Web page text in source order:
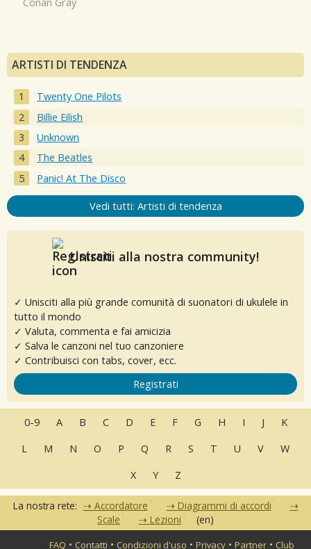
Conan Gray
ARTISTI DI TENDENZA
Twenty One Pilots
Billie Eilish
Unknown
The Beatles
Panic! At The Disco
Vedi tutti: Artisti di tendenza
Unisciti alla nostra community!
✓ Unisciti alla più grande comunità di suonatori di ukulele in
tutto il mondo
✓ Valuta, commenta e fai amicizia
✓ Salva le canzoni nel tuo canzoniere
✓ Contribuisci con tabs, cover, ecc.
Registrati
0-9 A B C D E F G H I J
K
L
M N O P Q R S T U V
W
X
Y Z
La nostra rete: Accordatore
Diagrammi di accordi
Scale
Lezioni (en)
FAQ • Contatti • Condizioni d'uso •Privacy •Partner • Club